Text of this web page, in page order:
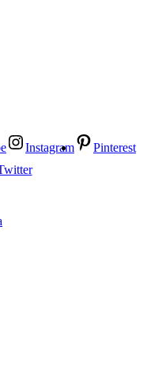
Instagram
Pinterest